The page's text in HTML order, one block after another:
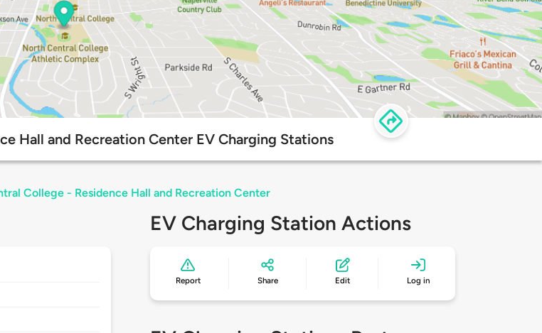
Hall and Recreation Center EV Charging Stations
College - Residence Hall and Recreation Center
EV Charging Station Actions
Report Share Edit Log in